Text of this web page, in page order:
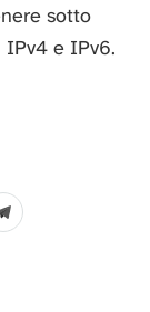
sotto
e IPv6.